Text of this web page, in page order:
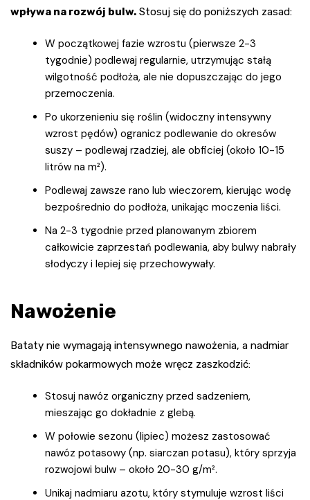
wpływa na rozwój bulw. Stosuj się do poniższych zasad:
W początkowej fazie wzrostu (pierwsze 2-3
tygodnie) podlewaj regularnie, utrzymując stałą
wilgotność podłoża, ale nie dopuszczając do jego
przemoczenia.
Po ukorzenieniu się roślin (widoczny intensywny
wzrost pędów) ogranicz podlewanie do okresów
suszy – podlewaj rzadziej, ale obficiej (około 10-15
litrów na m²).
Podlewaj zawsze rano lub wieczorem, kierując wodę
bezpośrednio do podłoża, unikając moczenia liści.
Na 2-3 tygodnie przed planowanym zbiorem
całkowicie zaprzestań podlewania, aby bulwy nabrały
słodyczy i lepiej się przechowywały.
Nawożenie
Bataty nie wymagają intensywnego nawożenia, a nadmiar
składników pokarmowych może wręcz zaszkodzić:
Stosuj nawóz organiczny przed sadzeniem,
mieszając go dokładnie z glebą.
W połowie sezonu (lipiec) możesz zastosować
nawóz potasowy (np. siarczan potasu), który sprzyja
rozwojowi bulw – około 20-30 g/m².
Unikaj nadmiaru azotu, który stymuluje wzrost liści